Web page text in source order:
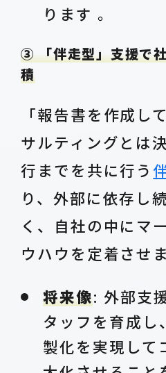
ります 。
③ 「伴走型」支援で
積
「報告書を作成し
サルティングとは
行までを共に行う
り、外部に依存し
く、自社の中にマ
ウハウを定着させ
将来像: 外部支
タッフを育成し
製化を実現して